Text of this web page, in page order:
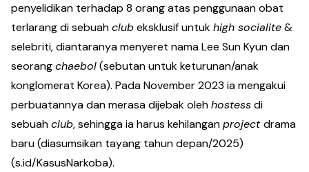
penyelidikan terhadap 8 orang atas penggunaan obat
terlarang di sebuahclubeksklusif untukhigh socialite&
selebriti, diantaranya menyeret nama Lee Sun Kyun dan
seorangchaebol(sebutan untuk keturunan/anak
konglomerat Korea). Pada November 2023 ia mengakui
perbuatannya dan merasa dijebak olehhostessdi
sebuahclub, sehingga ia harus kehilanganprojectdrama
baru (diasumsikan tayang tahun depan/2025)
(s.id/KasusNarkoba).